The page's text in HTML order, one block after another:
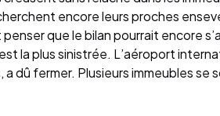
encore leurs proches
que le bilan pourrait encore
la plus sinistrée. L’aéroport
a dû fermer. Plusieurs immeubles